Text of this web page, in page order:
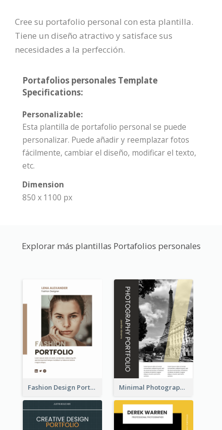
Cree su portafolio personal con esta plantilla.
Tiene un diseño atractivo y satisface sus
necesidades a la perfección.
Portafolios personales Template
Specifications:
Personalizable:
Esta plantilla de portafolio personal se puede
personalizar. Puede añadir y reemplazar fotos
fácilmente, cambiar el diseño, modificar el texto,
etc.
Dimension
850 x 1100 px
Explorar más plantillas Portafolios personales
Fashion Design Portfolio Minimal Photography Business Portfolio